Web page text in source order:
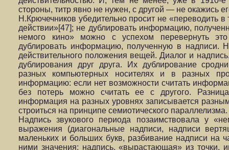
стороны, титр явно не нужен, с другой — не окажись
Н.Крючечников убедительно просит не «переводить в
действии»[47]; не дублировать информацию,
немого кино» можно с успехом перевернуть
дублировать информацию, полученную в надписи.
действительного положения вещей. Диалог и
дублирования друг друга. Их дублирование
разных компьютерных носителях и в разных
информацию: если нет возможности считать
без потерь можно считать ее с другого.
информация на разных уровнях записывается
строиться на принципе семиотического параллелизма.
Надпись звукового периода позаимствовала у
выражения (диагональные надписи, надписи
маленьких и больших букв, разбивание надписи на
ними значения: надпись, «вырастающая» из точки,